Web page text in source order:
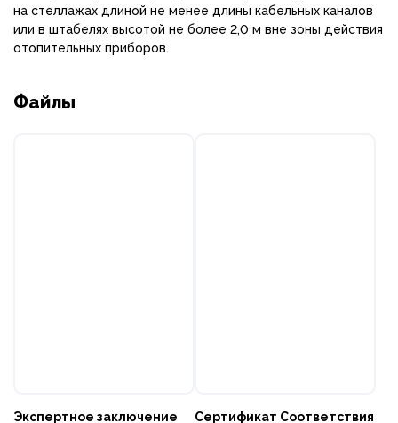
на стеллажах длиной не менее длины кабельных каналов
или в штабелях высотой не более 2,0 м вне зоны действия
отопительных приборов.
Файлы
Экспертное заключение Сертификат Соответствия